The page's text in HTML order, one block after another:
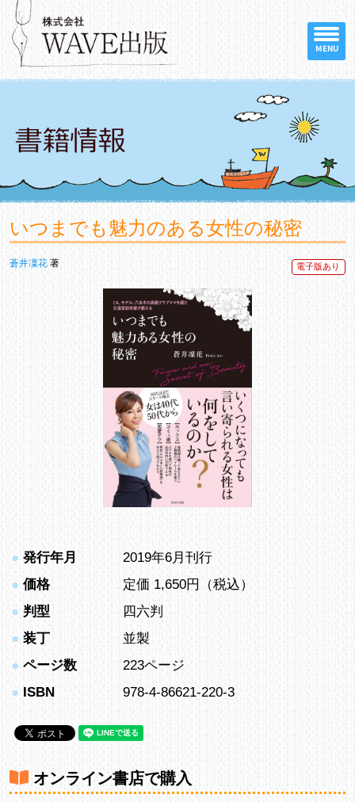
MENU
いつまでも魅力のある女性の秘密
蒼井凜花 著 電子版あり
● 発行年月
2019年6月刊行
● 価格
定価 1,650円（税込）
● 判型
四六判
● 装丁
並製
● ページ数
223ページ
● ISBN 978-4-86621-220-3
オンライン書店で購入